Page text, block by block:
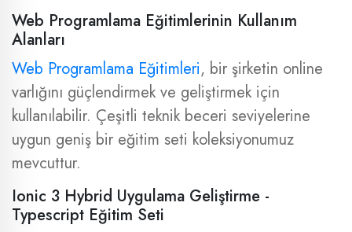
Web Programlama Eğitimlerinin Kullanım
Alanları
Web Programlama Eğitimleri, bir şirketin online
varlığını güçlendirmek ve geliştirmek için
kullanılabilir. Çeşitli teknik beceri seviyelerine
uygun geniş bir eğitim seti koleksiyonumuz
mevcuttur.
Ionic 3 Hybrid Uygulama Geliştirme -
Typescript Eğitim Seti